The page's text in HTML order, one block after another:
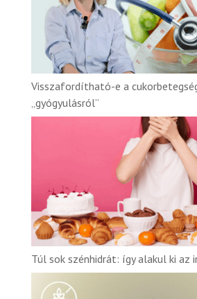
Visszafordítható-e a
„gyógyulásról”
Túl sok szénhidrát: így alakul ki az